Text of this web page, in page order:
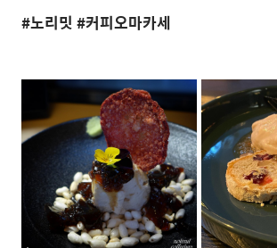
#노리밋 #커피오마카세